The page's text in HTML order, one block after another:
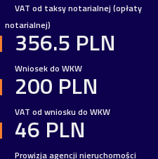
VAT od taksy notarialnej (opłaty
notarialnej)
356.5 PLN
Wniosek do WKW
200 PLN
VAT od wniosku do WKW
46 PLN
Prowizja agencji nieruchomości